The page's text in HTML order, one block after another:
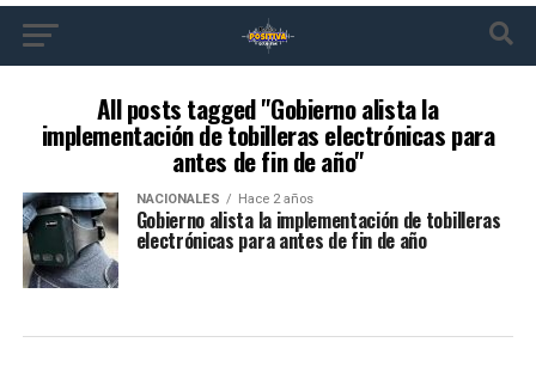
All posts tagged "Gobierno alista la
implementación de tobilleras electrónicas para
antes de fin de año"
NACIONALES Hace 2 años
Gobierno alista la implementación de tobilleras
electrónicas para antes de fin de año